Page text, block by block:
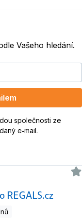
Vašeho hledání.
společnosti ze
e‑mail.
REGALS.cz